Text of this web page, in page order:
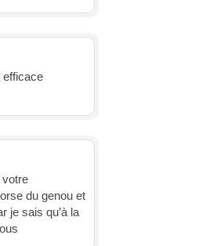
efficace
votre
du genou et
je sais qu’à la